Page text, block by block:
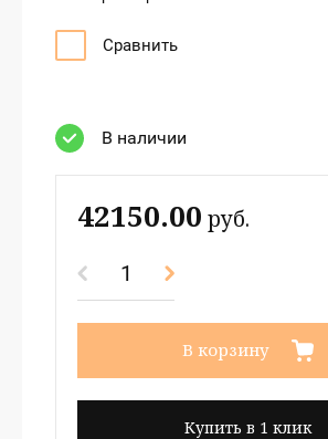
Сравнить
В наличии
42150.00 руб.
В корзину
Купить в 1 клик